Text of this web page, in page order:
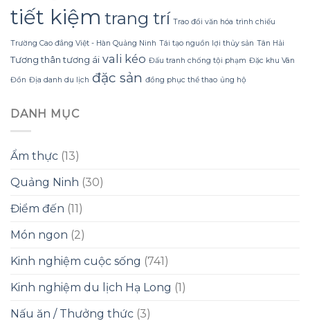
tiết kiệm trang trí Trao đổi văn hóa trình chiếu
Trường Cao đẳng Việt - Hàn Quảng Ninh Tái tạo nguồn lợi thủy sản Tân Hải
Tương thân tương ái vali kéo Đấu tranh chống tội phạm Đặc khu Vân
Đồn Địa danh du lịch đặc sản đồng phục thể thao ủng hộ
DANH MỤC
Ẩm thực (13)
Quảng Ninh (30)
Điểm đến (11)
Món ngon (2)
Kinh nghiệm cuộc sống (741)
Kinh nghiệm du lịch Hạ Long (1)
Nấu ăn / Thưởng thức (3)